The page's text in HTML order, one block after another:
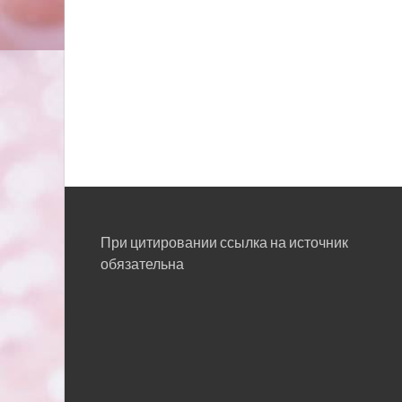
При цитировании ссылка на источник
обязательна